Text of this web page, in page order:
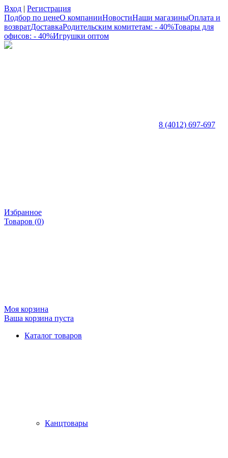
Вход | Регистрация
Подбор по ценеО компанииНовостиНаши магазиныОплата и
возвратДоставкаРодительским комитетам: - 40%Товары для
офисов: - 40%Игрушки оптом
8 (4012) 697-697
Избранное
Товаров (0)
Моя корзина
Ваша корзина пуста
Каталог товаров
Канцтовары